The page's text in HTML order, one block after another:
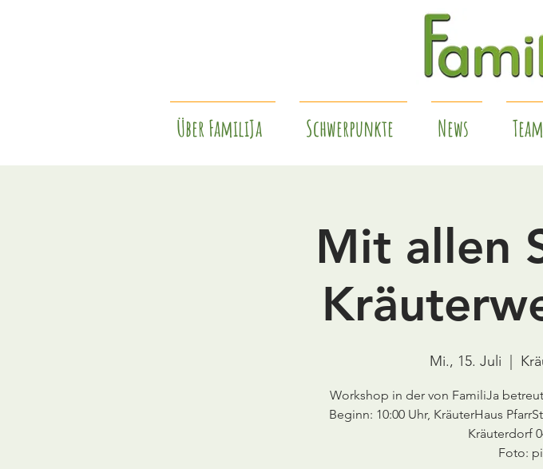
Über FamiliJa Schwerpunkte News Team
Mit allen
Mi., 15. Juli
Workshop in der von FamiliJa
Beginn: 10:00 Uhr, KräuterHaus
Kräuterdorf
Foto: